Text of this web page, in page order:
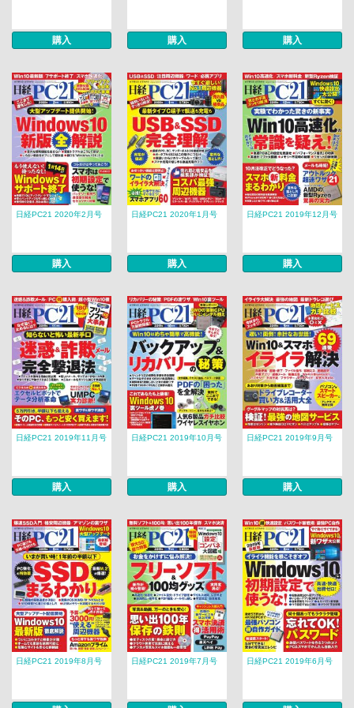
購入 購入 購入
日経PC21 2020年2月号
購入
日経PC21 2020年1月号
購入
日経PC21 2019年12月号
購入
日経PC21 2019年11月号
購入
日経PC21 2019年10月号
購入
日経PC21 2019年9月号
購入
日経PC21 2019年8月号 日経PC21 2019年7月号 日経PC21 2019年6月号